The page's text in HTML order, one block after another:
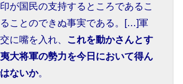
が国民の支持するところであるこ
ことのできぬ事実である。[…]軍
に嘴を入れ、
これを動かさんとす
大将軍の勢力を今日において得ん
ないか。